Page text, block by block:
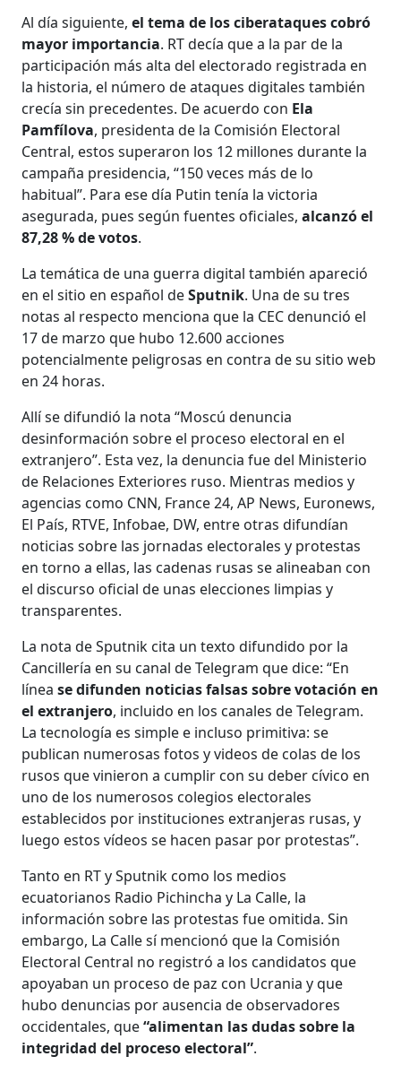
Al día siguiente,el tema de los ciberataques cobró
mayor importancia. RT decía que a la par de la
participación más alta del electorado registrada en
la historia, el número de ataques digitales también
crecía sin precedentes. De acuerdo con Ela
Pamfílova, presidenta de la Comisión Electoral
Central, estos superaron los 12 millones durante la
campaña presidencia, “150 veces más de lo
habitual”. Para ese día Putin tenía la victoria
asegurada, pues según fuentes oficiales,alcanzó el
87,28 % de votos.
La temática de una guerra digital también apareció
en el sitio en español deSputnik. Una de su tres
notas al respecto menciona que la CEC denunció el
17 de marzo que hubo 12.600 acciones
potencialmente peligrosas en contra de su sitio web
en 24 horas.
Allí se difundió la nota “Moscú denuncia
desinformación sobre el proceso electoral en el
extranjero”. Esta vez, la denuncia fue del Ministerio
de Relaciones Exteriores ruso. Mientras medios y
agencias como CNN, France 24, AP News, Euronews,
El País, RTVE, Infobae, DW, entre otras difundían
noticias sobre las jornadas electorales y protestas
en torno a ellas, las cadenas rusas se alineaban con
el discurso oficial de unas elecciones limpias y
transparentes.
La nota de Sputnik cita un texto difundido por la
Cancillería en su canal de Telegram que dice: “En
línease difunden noticias falsas sobre votación en
el extranjero, incluido en los canales de Telegram.
La tecnología es simple e incluso primitiva: se
publican numerosas fotos y videos de colas de los
rusos que vinieron a cumplir con su deber cívico en
uno de los numerosos colegios electorales
establecidos por instituciones extranjeras rusas, y
luego estos vídeos se hacen pasar por protestas”.
Tanto en RT y Sputnik como los medios
ecuatorianos Radio Pichincha y La Calle, la
información sobre las protestas fue omitida. Sin
embargo, La Calle sí mencionó que la Comisión
Electoral Central no registró a los candidatos que
apoyaban un proceso de paz con Ucrania y que
hubo denuncias por ausencia de observadores
occidentales, que“alimentan las dudas sobre la
integridad del proceso electoral”.